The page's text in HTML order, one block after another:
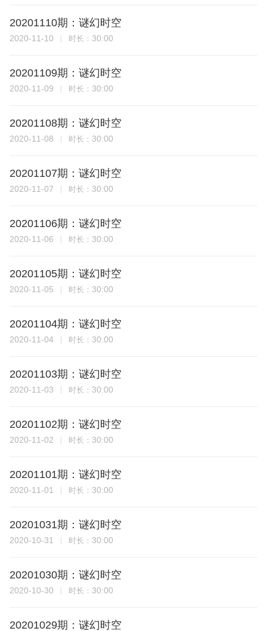
20201110期：谜幻时空
2020-11-10 时长： 30:00
20201109期：谜幻时空
2020-11-09 时长： 30:00
20201108期：谜幻时空
2020-11-08 时长： 30:00
20201107期：谜幻时空
2020-11-07 时长： 30:00
20201106期：谜幻时空
2020-11-06 时长： 30:00
20201105期：谜幻时空
2020-11-05 时长： 30:00
20201104期：谜幻时空
2020-11-04 时长： 30:00
20201103期：谜幻时空
2020-11-03 时长： 30:00
20201102期：谜幻时空
2020-11-02 时长： 30:00
20201101期：谜幻时空
2020-11-01 时长： 30:00
20201031期：谜幻时空
2020-10-31 时长： 30:00
20201030期：谜幻时空
2020-10-30 时长： 30:00
20201029期：谜幻时空